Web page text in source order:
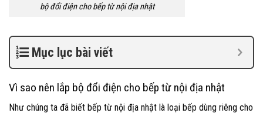
bộ đổi điện cho bếp từ nội địa nhật
Mục lục bài viết
Vì sao nên lắp bộ đổi điện cho bếp từ nội địa nhật
Như chúng ta đã biết bếp từ nội địa nhật là loại bếp dùng riêng cho